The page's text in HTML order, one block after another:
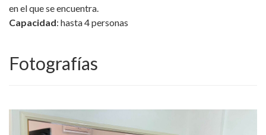
en el que se encuentra.
Capacidad: hasta 4 personas
Fotografías